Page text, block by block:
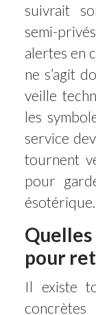
suivrait
semi-
alertes en
ne s’agit
veille
les
service
tournent
pour
ésotérique.
pour
Il existe